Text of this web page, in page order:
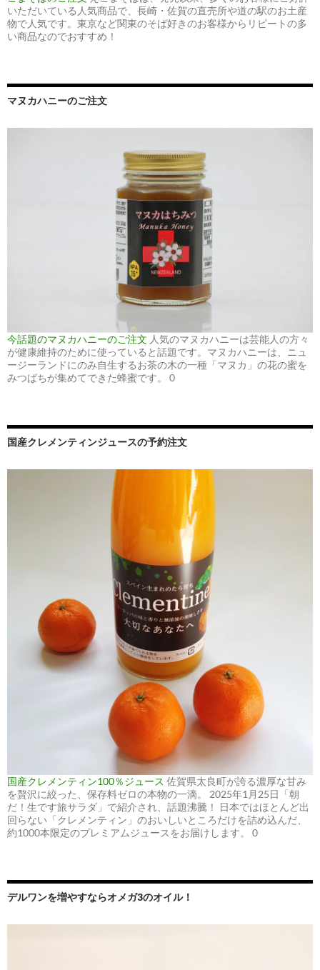
いただいている人気商品で、長崎・佐賀の直売所や道の駅のお土産
物で人気です。東京など関東のそば好きのお客様からリピートの多
い商品なのでおすすめ！
マヌカハニーのご注文
今話題のマヌカハニーのご注文 人気のマヌカハニーは芸能人の方々
が健康維持のために使っていると話題です。マヌカハニーは、ニュ
ージーランドにのみ自生するお茶の木の一種「マヌカ」の花の蜜を
みつばちが集めてできた蜂蜜です。 0
国産クレメンティンジュースの予約注文
国産クレメンティン100％ジュース 佐賀県太良町が誇る濃厚な甘み
を贅沢に絞った、保存料ゼロの本物の一滴。 2025年1月25日「朝
だ！生です旅サラダ」で紹介され、話題沸騰！ 日本ではほとんど出
回らない「クレメンティン」のおいしいところだけを詰め込んだ、
約1000本限定のプレミアムジュースをお届けします。 0
デルワンを増やすならオメガ3のオイル！